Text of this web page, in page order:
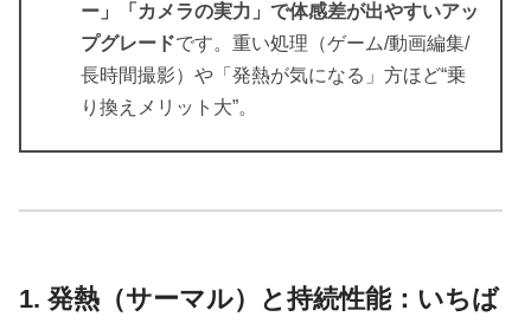
ー」「カメラの実力」で体感差が出やすいアッ
プグレードです。重い処理（ゲーム/動画編集/
長時間撮影）や「発熱が気になる」方ほど“乗
り換えメリット大”。
1. 発熱（サーマル）と持続性能：いちば